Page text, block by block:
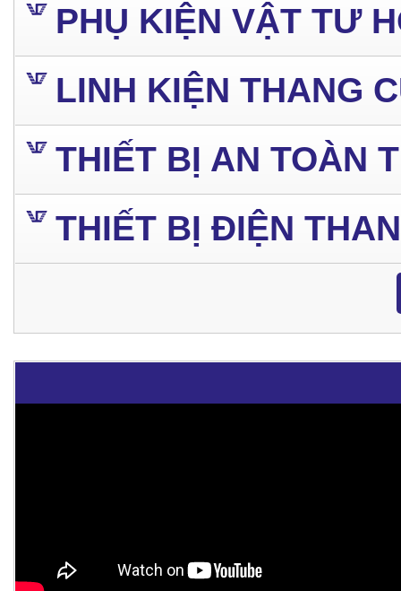
PHỤ KIỆN VẬT TƯ
LINH KIỆN THANG
THIẾT BỊ AN TOÀN
THIẾT BỊ ĐIỆN